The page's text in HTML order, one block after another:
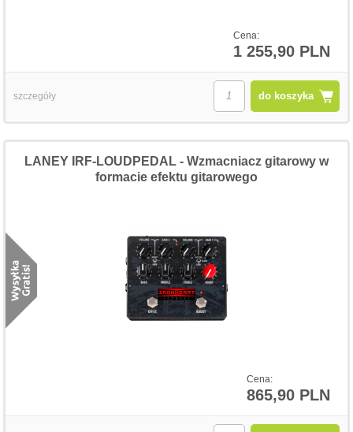
Cena:
1 255,90 PLN
do koszyka
szczegóły
Cena:
865,90 PLN
LANEY IRF-LOUDPEDAL - Wzmacniacz gitarowy w
formacie efektu gitarowego